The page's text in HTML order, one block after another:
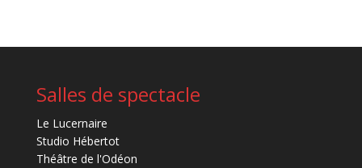
Salles de spectacle
Le Lucernaire
Studio Hébertot
Théâtre de l'Odéon